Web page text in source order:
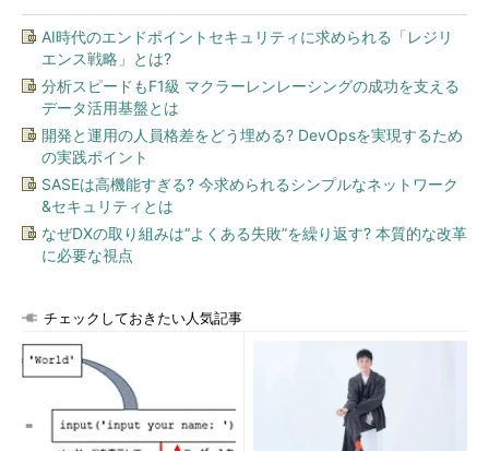
AI時代のエンドポイントセキュリティに求められる「レジリ
エンス戦略」とは?
分析スピードもF1級 マクラーレンレーシングの成功を支える
データ活用基盤とは
開発と運用の人員格差をどう埋める? DevOpsを実現するため
の実践ポイント
SASEは高機能すぎる? 今求められるシンプルなネットワーク
&セキュリティとは
なぜDXの取り組みは“よくある失敗”を繰り返す? 本質的な改革
に必要な視点
チェックしておきたい人気記事